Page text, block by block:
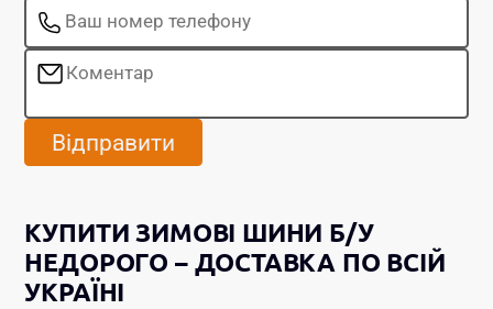
Відправити
КУПИТИ ЗИМОВІ ШИНИ Б/У
НЕДОРОГО – ДОСТАВКА ПО ВСІЙ
УКРАЇНІ